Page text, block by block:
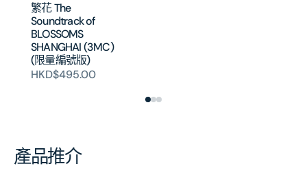
繁花 The
Soundtrack of
BLOSSOMS
SHANGHAI (3MC)
(限量編號版)
HKD$495.00
產品推介